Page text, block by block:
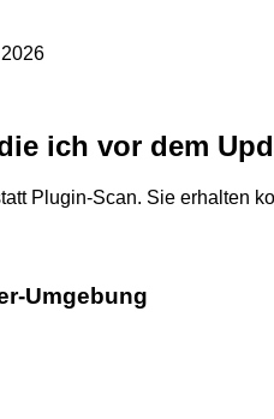
ich vor dem
Plugin-Scan. Sie erhalten
Umgebung